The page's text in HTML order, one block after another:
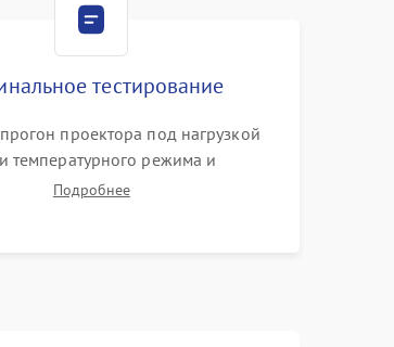
тестирование
проектора под нагрузкой
температурного режима и
Оценка фокуса,
Подробнее